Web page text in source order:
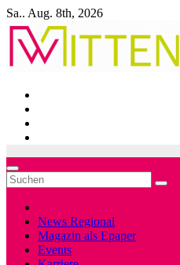
Zum
Inhalt
springen
Sa.. Aug. 8th, 2026
News Regional
Magazin als Epaper
Events